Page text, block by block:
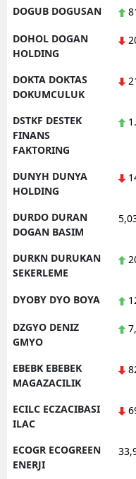
DOGUB DOGUSAN
DOHOL DOGAN
HOLDING
DOKTA DOKTAS
DOKUMCULUK
DSTKF DESTEK
FINANS
FAKTORING
DUNYH DUNYA
HOLDING
DURDO DURAN
DOGAN BASIM
DURKN DURUKAN
SEKERLEME
DYOBY DYO BOYA
DZGYO DENIZ
GMYO
EBEBK EBEBEK
MAGAZACILIK
ECILC ECZACIBASI
ILAC
ECOGR ECOGREEN
ENERJI